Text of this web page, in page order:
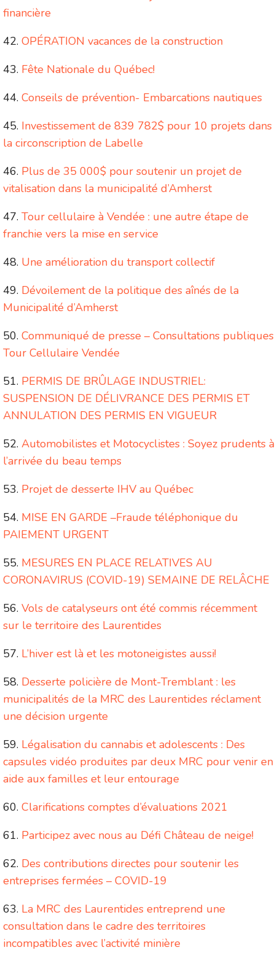
financière
OPÉRATION vacances de la construction
Fête Nationale du Québec!
Conseils de prévention- Embarcations nautiques
Investissement de 839 782$ pour 10 projets dans
la circonscription de Labelle
Plus de 35 000$ pour soutenir un projet de
vitalisation dans la municipalité d’Amherst
Tour cellulaire à Vendée : une autre étape de
franchie vers la mise en service
Une amélioration du transport collectif
Dévoilement de la politique des aînés de la
Municipalité d’Amherst
Communiqué de presse – Consultations publiques
Tour Cellulaire Vendée
PERMIS DE BRÛLAGE INDUSTRIEL:
SUSPENSION DE DÉLIVRANCE DES PERMIS ET
ANNULATION DES PERMIS EN VIGUEUR
Automobilistes et Motocyclistes : Soyez prudents à
l’arrivée du beau temps
Projet de desserte IHV au Québec
MISE EN GARDE –Fraude téléphonique du
PAIEMENT URGENT
MESURES EN PLACE RELATIVES AU
CORONAVIRUS (COVID-19) SEMAINE DE RELÂCHE
Vols de catalyseurs ont été commis récemment
sur le territoire des Laurentides
L’hiver est là et les motoneigistes aussi!
Desserte policière de Mont-Tremblant : les
municipalités de la MRC des Laurentides réclament
une décision urgente
Légalisation du cannabis et adolescents : Des
capsules vidéo produites par deux MRC pour venir en
aide aux familles et leur entourage
Clarifications comptes d’évaluations 2021
Participez avec nous au Défi Château de neige!
Des contributions directes pour soutenir les
entreprises fermées – COVID-19
La MRC des Laurentides entreprend une
consultation dans le cadre des territoires
incompatibles avec l’activité minière